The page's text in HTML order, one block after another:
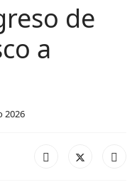
de
a
2026